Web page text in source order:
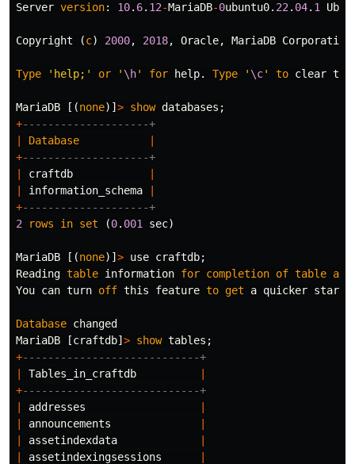
Server version: 10. 6. 12-MariaDB-0ubuntu0. 22 . 04. 1
Copyright (c) 2000, 2018, Oracle, MariaDB Corporation
Type 'help;' or ' \h' for help. Type ' \c' to clear the
MariaDB [(none)] > show databases ;
+--------------------+
Database
+--------------------+
craftdb
information_schema
+--------------------+
2
rows in set (0. 001 sec)
MariaDB [(none)] > use craftdb;
Reading table information for completion of table and
You can turn off this feature to get a quicker
Database changed
MariaDB
[craftdb] > show tables ;
+----------------------------+
Tables_in_craftdb
+----------------------------+
addresses
announcements
assetindexdata
assetindexingsessions